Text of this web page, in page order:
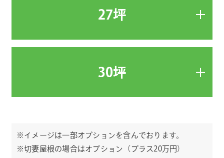
27坪
30坪
※イメージは一部オプションを含んでおります。
※切妻屋根の場合はオプション（プラス20万円）